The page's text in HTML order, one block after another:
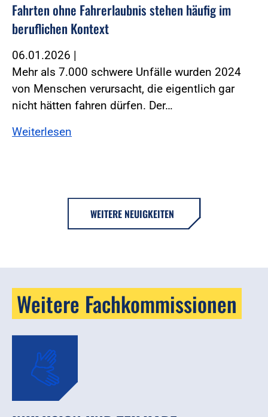
Fahrten ohne Fahrerlaubnis stehen häufig im
beruflichen Kontext
06.01.2026 |
Mehr als 7.000 schwere Unfälle wurden 2024
von Menschen verursacht, die eigentlich gar
nicht hätten fahren dürfen. Der…
Weiterlesen
WEITERE NEUIGKEITEN
Weitere Fachkommissionen